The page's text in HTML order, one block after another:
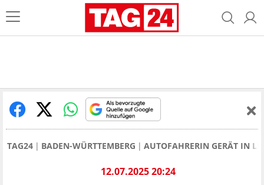
TAG24 BADEN-WÜRTTEMBERG AUTOFAHRERIN GERÄT IN
12.07.2025 20:24